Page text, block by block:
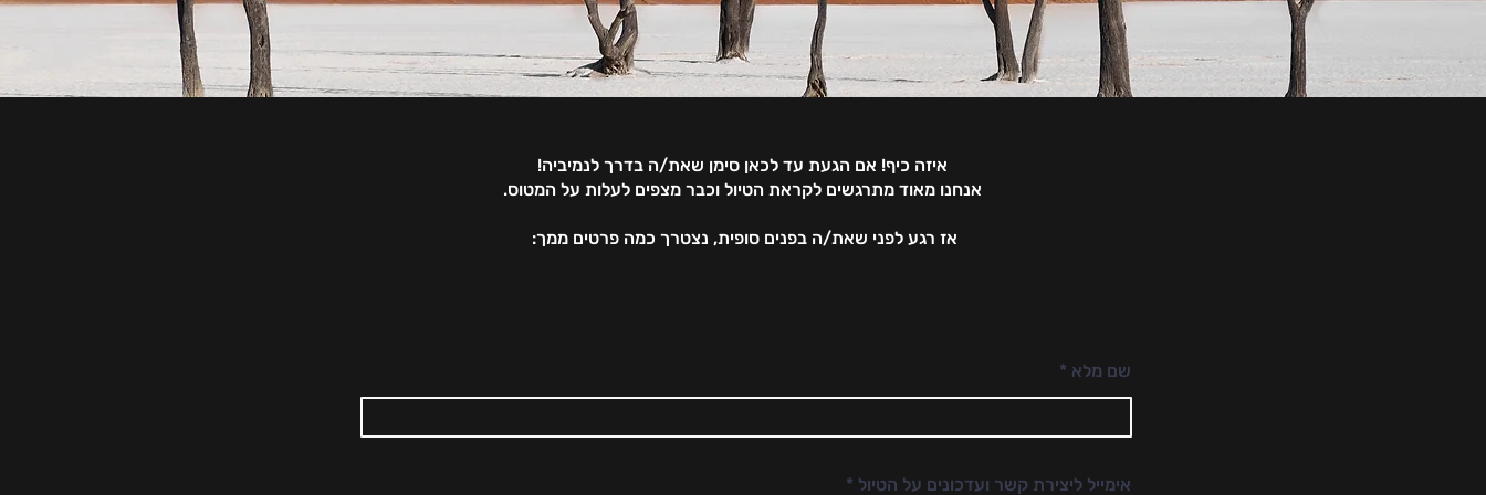
איזה כיף! אם הגעת עד לכאן סימן שאת/ה בדרך לנמיביה!
אנחנו מאוד מתרגשים לקראת הטיול וכבר מצפים לעלות על המטוס.
אז רגע לפני שאת/ה בפנים סופית, נצטרך כמה פרטים ממך:
שם מלא
אימייל ליצירת קשר ועדכונים על הטיול